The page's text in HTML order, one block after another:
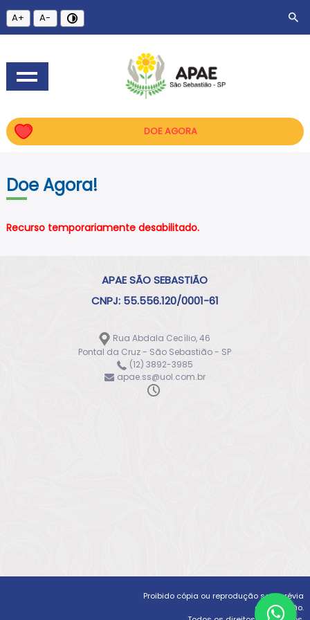
A+ A-
DOE AGORA
Doe Agora!
Recurso temporariamente desabilitado.
APAE SÃO SEBASTIÃO
CNPJ: 55.556.120/0001-61
Rua Abdala Cecílio, 46
Pontal da Cruz - São Sebastião - SP
(12) 3892-3985
apae.ss@uol.com.br
Proibido cópia ou reprodução sem prévia
autorização.